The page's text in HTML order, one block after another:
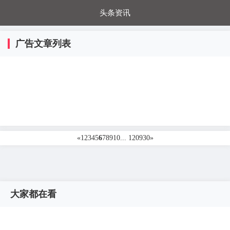
头条资讯
每日秒杀 每日爆品
广告文章列表
«12345678910... 120930»
大家都在看